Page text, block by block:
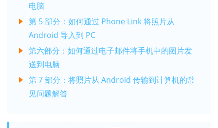
电脑
第 5 部分：如何通过 Phone Link 将照片从
Android 导入到 PC
第六部分：如何通过电子邮件将手机中的图片发
送到电脑
第 7 部分：将照片从 Android 传输到计算机的常
见问题解答